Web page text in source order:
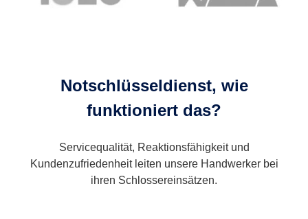
Notschlüsseldienst, wie
funktioniert das?
Servicequalität, Reaktionsfähigkeit und
Kundenzufriedenheit leiten unsere Handwerker bei
ihren Schlossereinsätzen.